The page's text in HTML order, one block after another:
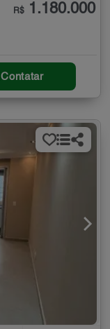
R$ 1.180.000
Contatar